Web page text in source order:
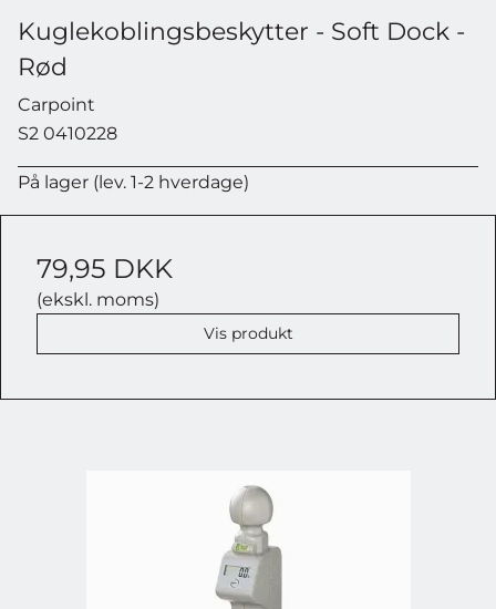
Kuglekoblingsbeskytter - Soft Dock -
Rød
Carpoint
S2 0410228
På lager (lev. 1-2 hverdage)
79,95 DKK
(ekskl. moms)
Vis produkt